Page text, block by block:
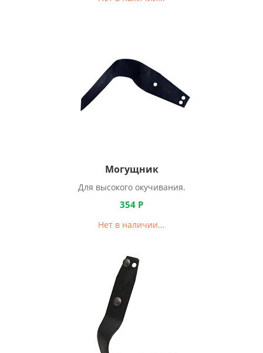
Могущник
Для высокого окучивания.
354 Р
Нет в наличии...